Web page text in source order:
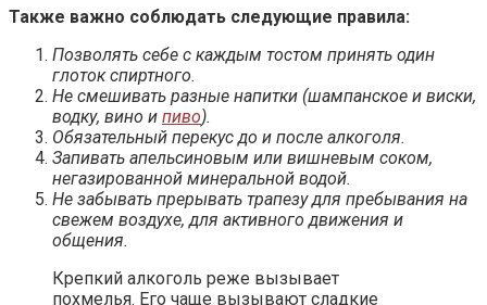
Также важно соблюдать следующие правила:
Позволять себе с каждым тостом принять один
глоток спиртного.
Не смешивать разные напитки (шампанское и виски,
водку, вино и пиво).
Обязательный перекус до и после алкоголя.
Запивать апельсиновым или вишневым соком,
негазированной минеральной водой.
Не забывать прерывать трапезу для пребывания на
свежем воздухе, для активного движения и
общения.
Крепкий алкоголь реже вызывает
похмелья. Его чаще вызывают сладкие